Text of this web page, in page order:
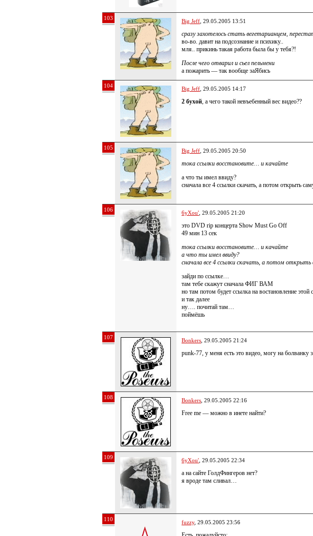
103 Big Jeff , 29.05.2005 13:51
сразу захотелось стать вегетарианцем,
во-во. давит на подсознание и психику..
мля.. прикинь такая работа была бы у тебя?!
После чего отварил и сьел пельмени
а пожарить — так вообще заЯбись
104 Big Jeff , 29.05.2005 14:17
2 бухой, а чего такой невъебенный вес видео??
105 Big Jeff , 29.05.2005 20:50
тока ссылки восстановите… и качайте
а что ты имел ввиду?
сначала все 4 ссылки скачать, а потом открыть
106 6yXou' , 29.05.2005 21:20
это DVD rip концерта Show Must Go Off
49 мин 13 сек
тока ссылки восстановите… и качайте
а что ты имел ввиду?
сначала все 4 ссылки скачать, а потом открыть
зайди по ссылке…
там тебе скажут сначала ФИГ ВАМ
но там потом будет ссылка на востановление этой
и так далее
ну…. почитай там…
поймёшь
107 Bonkers , 29.05.2005 21:24
punk-77, у меня есть это видео, могу на болванку
108 Bonkers , 29.05.2005 22:16
Free me — можно в инете найти?
109 6yXou' , 29.05.2005 22:34
а на сайте ГолдФингеров нет?
я вроде там сливал…
110 fuzzy, 29.05.2005 23:56